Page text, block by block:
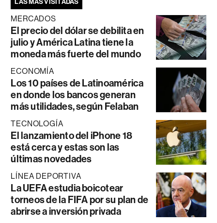
MERCADOS
El precio del dólar se debilita en
julio y América Latina tiene la
moneda más fuerte del mundo
ECONOMÍA
Los 10 países de Latinoamérica
en donde los bancos generan
más utilidades, según Felaban
TECNOLOGÍA
El lanzamiento del iPhone 18
está cerca y estas son las
últimas novedades
LÍNEA DEPORTIVA
La UEFA estudia boicotear
torneos de la FIFA por su plan de
abrirse a inversión privada